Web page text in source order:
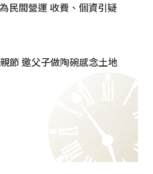
民間營運 收費、個資引疑
節 邀父子做陶碗感念土地